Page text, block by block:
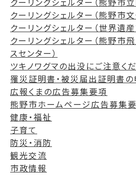
クーリングシェルター（熊野市
クーリングシェルター（世界遺
クーリングシェルター（熊野市
スセンター）
ツキノワグマの出没にご注意く
罹災証明書・被災届出証明書の
広報くまの広告募集要項
熊野市ホームページ広告募集
健康・福祉
子育て
防災・消防
観光交流
市政情報